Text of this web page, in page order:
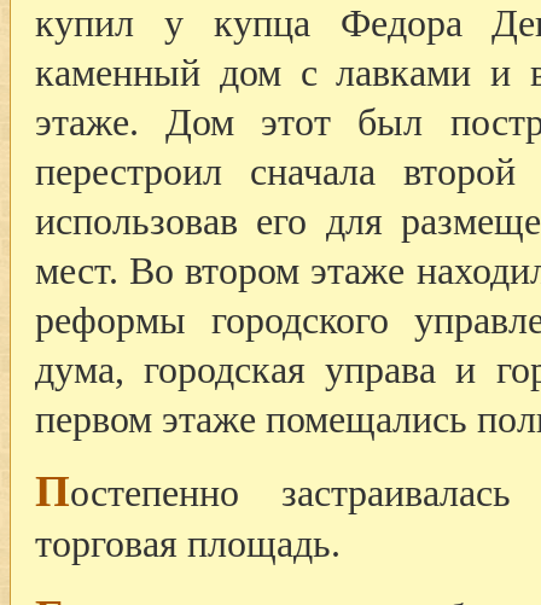
купил у купца Федора
каменный дом с лавками и
этаже. Дом этот был
перестроил сначала
использовав его для
мест. Во втором этаже
реформы городского
дума, городская управа и
первом этаже помещались
Постепенно
торговая площадь.